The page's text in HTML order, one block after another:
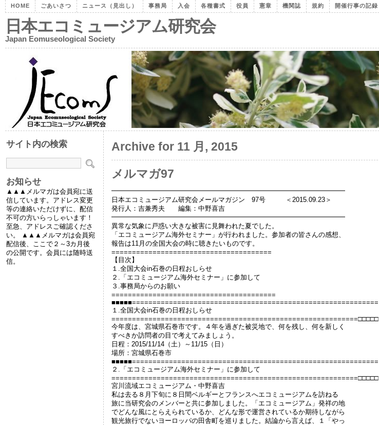
HOME ごあいさつ ニュース（見出し） 事務局 入会 各種書式 役員 憲章 機関誌 規約 開催行事の記録
日本エコミュージアム研究会
Japan Eomuseological Society
Archive for 11 月, 2015
メルマガ97
━━━━━━━━━━━━━━━━━━━━━━━━━━━━━━━━━━━
日本エコミュージアム研究会メールマガジン 97号 ＜2015.09.23＞
発行人：吉兼秀夫 編集：中野喜吉
━━━━━━━━━━━━━━━━━━━━━━━━━━━━━━━━━━━
異常な気象に戸惑い大きな被害に見舞われた夏でした。
「エコミュージアム海外セミナー」が行われました。参加者の皆さんの感想、
報告は11月の全国大会の時に聴きたいものです。
=======================================
【目次】
１.全国大会in石巻の日程おしらせ
２.「エコミュージアム海外セミナー」に参加して
３.事務局からのお願い
========================================
■■■■■============================================================
１.全国大会in石巻の日程おしらせ
============================================================□□□□□
今年度は、宮城県石巻市です。４年を過ぎた被災地で、何を残し、何を新しく
すべきか訪問者の目で考えてみましょう。
日程：2015/11/14（土）～11/15（日）
場所：宮城県石巻市
■■■■■============================================================
２.「エコミュージアム海外セミナー」に参加して
============================================================□□□□□
宮川流域エコミュージアム・中野喜吉
私は去る８月下旬に８日間ベルギーとフランスへエコミュージアムを訪ねる
旅に当研究会のメンバーと共に参加しました。「エコミュージアム」発祥の地
でどんな風にとらえられているか、どんな形で運営されているか期待しながら
観光旅行でないヨーロッパの田舎町を巡りました。結論から言えば、１「やっ
サイト内の検索
お知らせ
▲▲▲メルマガは会員宛に送
信しています。アドレス変更
等の連絡いただけずに、配信
不可の方いらっしゃいます！
至急、アドレスご確認くださ
い。 ▲▲▲メルマガは会員宛
配信後、ここで２～3カ月後
の公開です。会員には随時送
信。